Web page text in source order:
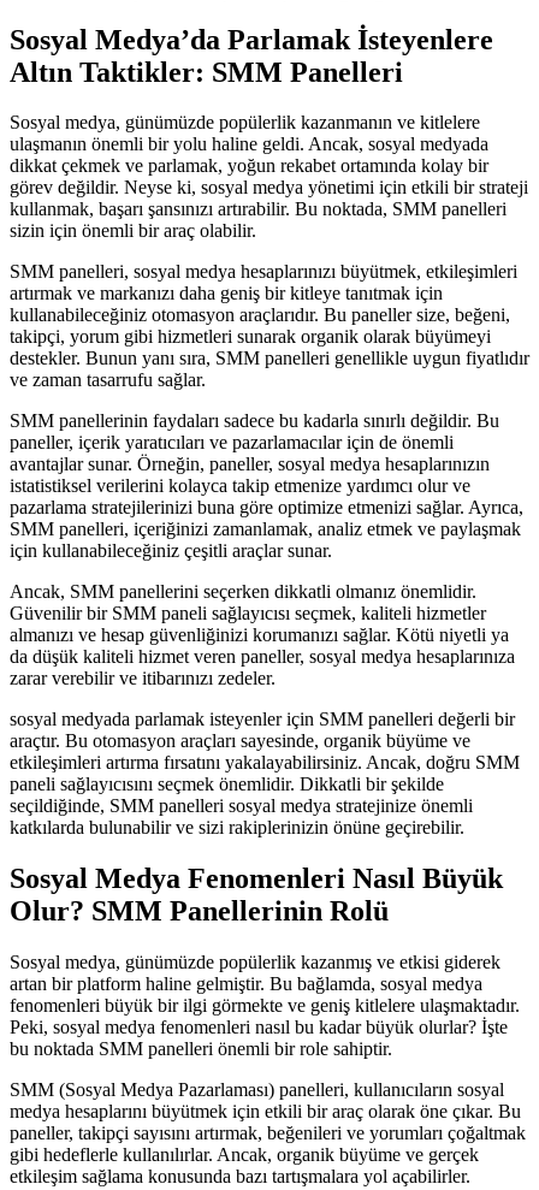
Sosyal Medya’da Parlamak İsteyenlere
Altın Taktikler: SMM Panelleri
Sosyal medya, günümüzde popülerlik kazanmanın ve kitlelere
ulaşmanın önemli bir yolu haline geldi. Ancak, sosyal medyada
dikkat çekmek ve parlamak, yoğun rekabet ortamında kolay bir
görev değildir. Neyse ki, sosyal medya yönetimi için etkili bir strateji
kullanmak, başarı şansınızı artırabilir. Bu noktada, SMM panelleri
sizin için önemli bir araç olabilir.
SMM panelleri, sosyal medya hesaplarınızı büyütmek, etkileşimleri
artırmak ve markanızı daha geniş bir kitleye tanıtmak için
kullanabileceğiniz otomasyon araçlarıdır. Bu paneller size, beğeni,
takipçi, yorum gibi hizmetleri sunarak organik olarak büyümeyi
destekler. Bunun yanı sıra, SMM panelleri genellikle uygun fiyatlıdır
ve zaman tasarrufu sağlar.
SMM panellerinin faydaları sadece bu kadarla sınırlı değildir. Bu
paneller, içerik yaratıcıları ve pazarlamacılar için de önemli
avantajlar sunar. Örneğin, paneller, sosyal medya hesaplarınızın
istatistiksel verilerini kolayca takip etmenize yardımcı olur ve
pazarlama stratejilerinizi buna göre optimize etmenizi sağlar. Ayrıca,
SMM panelleri, içeriğinizi zamanlamak, analiz etmek ve paylaşmak
için kullanabileceğiniz çeşitli araçlar sunar.
Ancak, SMM panellerini seçerken dikkatli olmanız önemlidir.
Güvenilir bir SMM paneli sağlayıcısı seçmek, kaliteli hizmetler
almanızı ve hesap güvenliğinizi korumanızı sağlar. Kötü niyetli ya
da düşük kaliteli hizmet veren paneller, sosyal medya hesaplarınıza
zarar verebilir ve itibarınızı zedeler.
sosyal medyada parlamak isteyenler için SMM panelleri değerli bir
araçtır. Bu otomasyon araçları sayesinde, organik büyüme ve
etkileşimleri artırma fırsatını yakalayabilirsiniz. Ancak, doğru SMM
paneli sağlayıcısını seçmek önemlidir. Dikkatli bir şekilde
seçildiğinde, SMM panelleri sosyal medya stratejinize önemli
katkılarda bulunabilir ve sizi rakiplerinizin önüne geçirebilir.
Sosyal Medya Fenomenleri Nasıl Büyük
Olur? SMM Panellerinin Rolü
Sosyal medya, günümüzde popülerlik kazanmış ve etkisi giderek
artan bir platform haline gelmiştir. Bu bağlamda, sosyal medya
fenomenleri büyük bir ilgi görmekte ve geniş kitlelere ulaşmaktadır.
Peki, sosyal medya fenomenleri nasıl bu kadar büyük olurlar? İşte
bu noktada SMM panelleri önemli bir role sahiptir.
SMM (Sosyal Medya Pazarlaması) panelleri, kullanıcıların sosyal
medya hesaplarını büyütmek için etkili bir araç olarak öne çıkar. Bu
paneller, takipçi sayısını artırmak, beğenileri ve yorumları çoğaltmak
gibi hedeflerle kullanılırlar. Ancak, organik büyüme ve gerçek
etkileşim sağlama konusunda bazı tartışmalara yol açabilirler.